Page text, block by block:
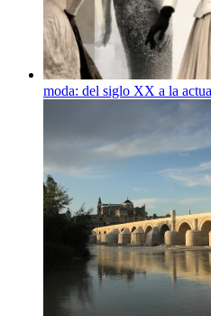
moda: del siglo XX a la